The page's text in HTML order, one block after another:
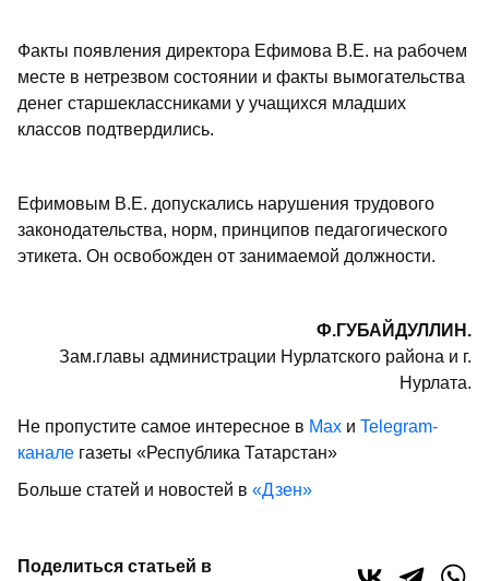
Факты появления директора Ефимова В.Е. на рабочем
месте в нетрезвом состоянии и факты вымогательства
денег старшеклассниками у учащихся младших
классов подтвердились.
Ефимовым В.Е. допускались нарушения трудового
законодательства, норм, принципов педагогического
этикета. Он освобожден от занимаемой должности.
Ф.ГУБАЙДУЛЛИН.
Зам.главы администрации Нурлатского района и г.
Нурлата.
Не пропустите самое интересное в Max и Telegram-
канале газеты «Республика Татарстан»
Больше статей и новостей в «Дзен»
Поделиться статьей в